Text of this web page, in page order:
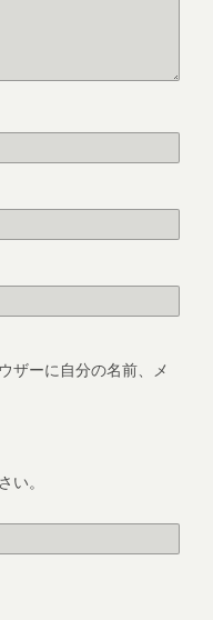
ザーに自分の名前、メ
い。